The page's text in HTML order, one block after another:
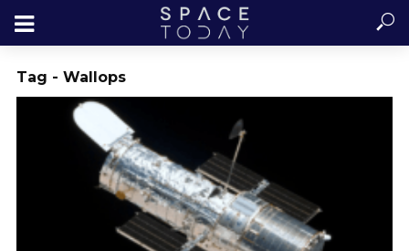
Tag - Wallops